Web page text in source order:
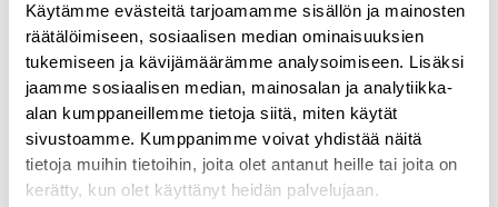
Käytämme evästeitä tarjoamamme sisällön ja mainosten
räätälöimiseen, sosiaalisen median ominaisuuksien
tukemiseen ja kävijämäärämme analysoimiseen. Lisäksi
jaamme sosiaalisen median, mainosalan ja analytiikka-
alan kumppaneillemme tietoja siitä, miten käytät
sivustoamme. Kumppanimme voivat yhdistää näitä
tietoja muihin tietoihin, joita olet antanut heille tai joita on
kerätty, kun olet käyttänyt heidän palvelujaan.